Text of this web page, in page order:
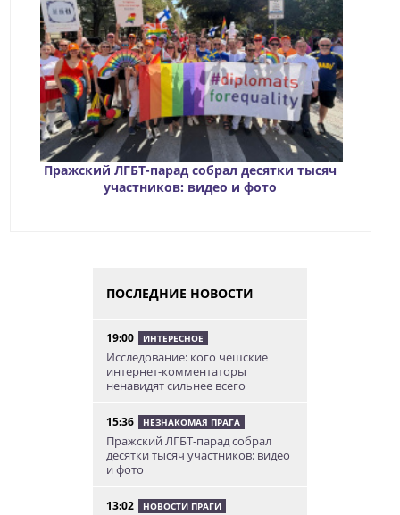
Пражский ЛГБТ-парад собрал десятки тысяч
участников: видео и фото
ПОСЛЕДНИЕ НОВОСТИ
19:00 ИНТЕРЕСНОЕ
Исследование: кого чешские
интернет-комментаторы
ненавидят сильнее всего
15:36 НЕЗНАКОМАЯ ПРАГА
Пражский ЛГБТ-парад собрал
десятки тысяч участников: видео
и фото
13:02 НОВОСТИ ПРАГИ